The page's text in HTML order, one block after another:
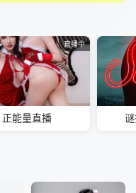
直播中
正能量直播